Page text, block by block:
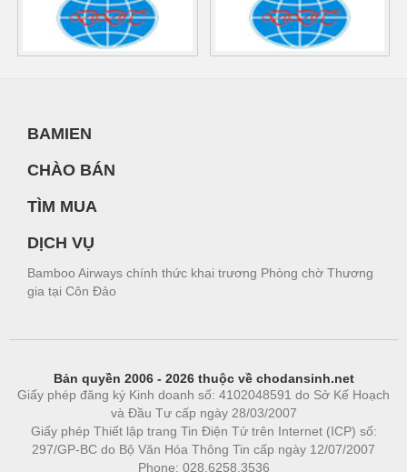
BAMIEN
CHÀO BÁN
TÌM MUA
DỊCH VỤ
Bamboo Airways chính thức khai trương Phòng chờ Thương
gia tại Côn Đảo
Bản quyền 2006 - 2026 thuộc về chodansinh.net
Giấy phép đăng ký Kinh doanh số: 4102048591 do Sở Kế Hoạch
và Đầu Tư cấp ngày 28/03/2007
Giấy phép Thiết lập trang Tin Điện Tử trên Internet (ICP) số:
297/GP-BC do Bộ Văn Hóa Thông Tin cấp ngày 12/07/2007
Phone: 028.6258.3536